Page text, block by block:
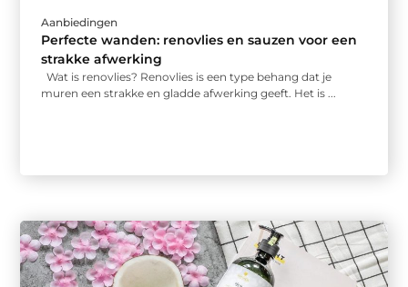
Aanbiedingen
Perfecte wanden: renovlies en sauzen voor een
strakke afwerking
Wat is renovlies? Renovlies is een type behang dat je
muren een strakke en gladde afwerking geeft. Het is ...